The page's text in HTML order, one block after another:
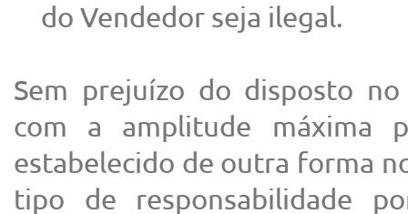
do Vendedor seja ilegal.
Sem prejuízo do disposto
com a amplitude máxima
estabelecido de outra forma
tipo de responsabilidade